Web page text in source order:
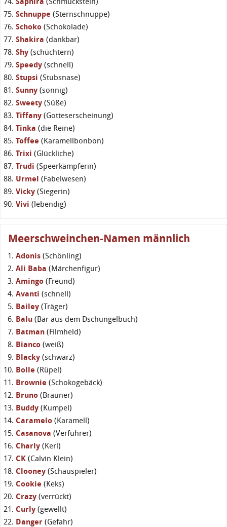
Schnuppe (Sternschnuppe)
Schoko (Schokolade)
Shakira (dankbar)
Shy (schüchtern)
Speedy (schnell)
Stupsi (Stubsnase)
Sunny (sonnig)
Sweety (Süße)
Tiffany (Gotteserscheinung)
Tinka (die Reine)
Toffee (Karamellbonbon)
Trixi (Glückliche)
Trudi (Speerkämpferin)
Urmel (Fabelwesen)
Vicky (Siegerin)
Vivi (lebendig)
Meerschweinchen-Namen männlich
Adonis (Schönling)
Ali Baba (Märchenfigur)
Amingo (Freund)
Avanti (schnell)
Bailey (Träger)
Balu (Bär aus dem Dschungelbuch)
Batman (Filmheld)
Bianco (weiß)
Blacky (schwarz)
Bolle (Rüpel)
Brownie (Schokogebäck)
Bruno (Brauner)
Buddy (Kumpel)
Caramelo (Karamell)
Casanova (Verführer)
Charly (Kerl)
CK (Calvin Klein)
Clooney (Schauspieler)
Cookie (Keks)
Crazy (verrückt)
Curly (gewellt)
Danger (Gefahr)